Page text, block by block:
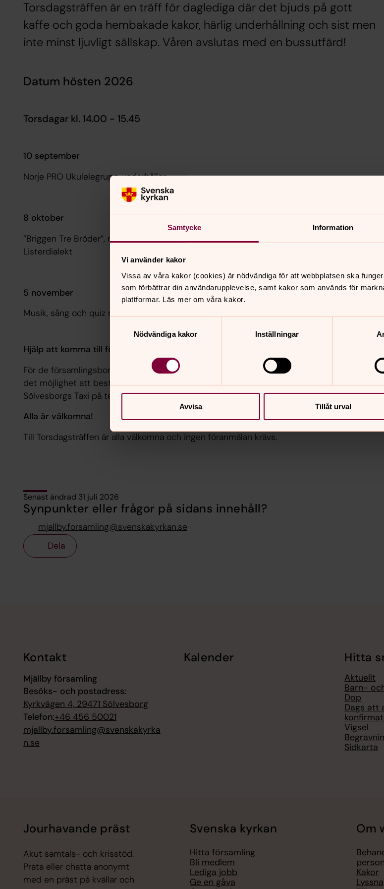
Samtycke Information
Vi använder kakor
Vissa av våra kakor (cookies) är nödvändiga för att webbplatsen ska
som förbättrar din användarupplevelse, samt kakor som används för
plattformar. Läs mer om våra kakor.
Nödvändiga kakor
Inställningar
Avvisa Tillåt urval
Torsdagsträffen är en träff för daglediga där det bjuds på gott
kaffe och goda hembakade kakor, härlig underhållning och sist men
inte minst ljuvligt sällskap. Våren avslutas med en bussutfärd!
Datum hösten 2026
Torsdagar kl. 14.00 - 15.45
10 september
Norje PRO Ukulelegrupp underhåller
8 oktober
”Briggen Tre Bröder”, musikunderhållning med humoristiskt krydda - och välbekant
Listerdialekt
5 november
Musik, sång och quiz med församlingens egna krafter
Hjälp att komma till församlingshemmet
För de församlingsbor som inte själva kan ta sig till församlingshemmet i Mjällby, finns
det möjlighet att beställa taxi till en reducerad kostnad. Vid önskemål om skjuts: kontakta
Sölvesborgs Taxi på telefonnummer 0456-185 00.
Alla är välkomna!
Till Torsdagsträffen är alla välkomna och ingen föranmälan krävs.
Senast ändrad 31 juli 2026
Synpunkter eller frågor på sidans innehåll?
mjallby.forsamling@svenskakyrkan.se
Dela
Kontakt
Mjällby församling
Besöks- och postadress:
Kyrkvägen 4, 29471 Sölvesborg
Telefon:+46 456 50021
mjallby.forsamling@svenskakyrka
n.se
Kalender Hitta
Aktuellt
Barn-
Dop
Dags att
Vigsel
Sidkarta
Jourhavande präst
Akut samtals- och krisstöd.
Prata eller chatta anonymt
med en präst på kvällar och
Svenska kyrkan
Hitta församling
Bli medlem
Lediga jobb
Ge en gåva
Om
Kakor
Lyssna